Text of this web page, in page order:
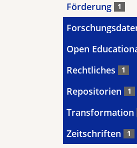
Förderung 1
Open
Rechtliches 1
Repositorien 1
Transformation
Zeitschriften 1